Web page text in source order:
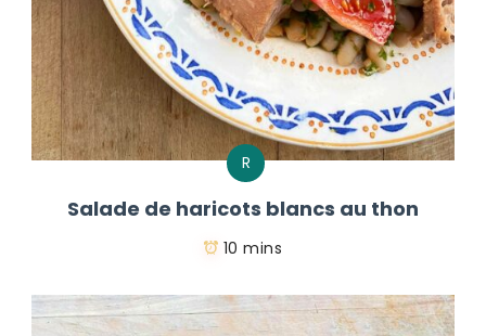
R
Salade de haricots blancs au thon
10 mins